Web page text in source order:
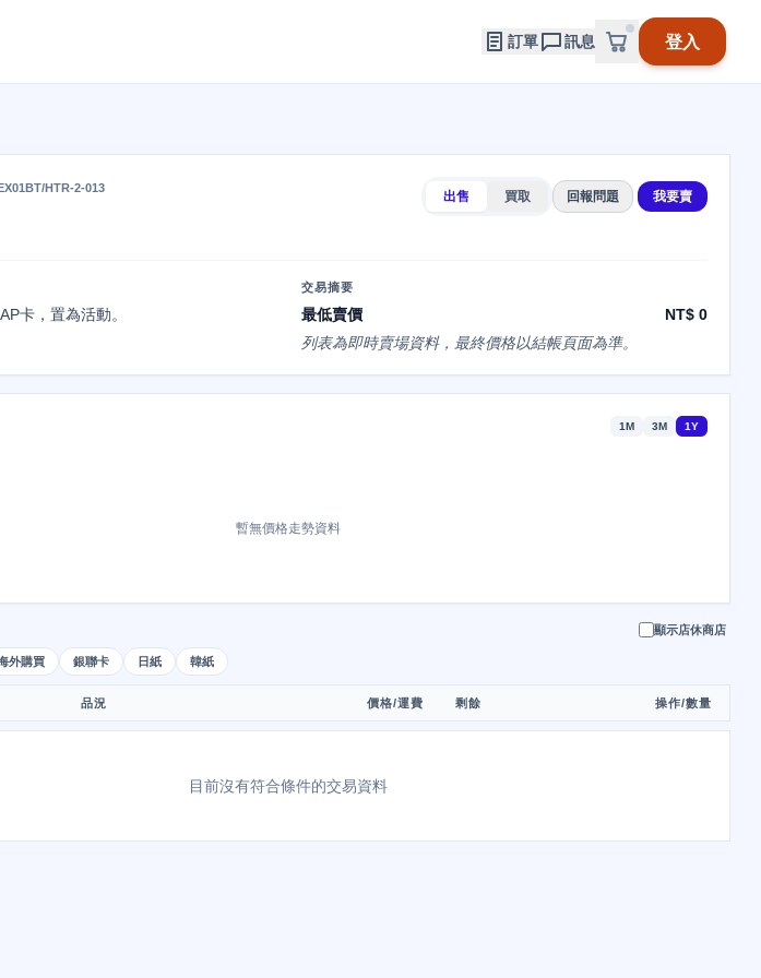
訂單 訊息 登入
HTR-2-013
出售 買取 回報問題 我要賣
卡，置為活動。
交易摘要
最低賣價
NT$ 0
列表為即時賣場資料，最終價格以結帳頁面為準。
1M 3M 1Y
暫無價格走勢資料
顯示店休商店
外購買 銀聯卡 日紙 韓紙
品況 價格/運費 剩餘 操作/數量
目前沒有符合條件的交易資料